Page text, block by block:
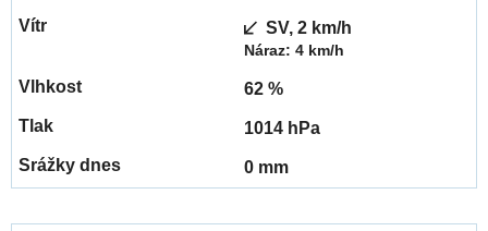
SV, 2 km/h
Náraz: 4 km/h
62 %
1014 hPa
0 mm